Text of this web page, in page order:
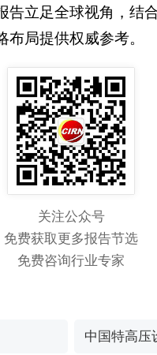
告立足全球视角，结
布局提供权威参考。
关注公众号
免费获取更多报告节选
免费咨询行业专家
中国特高压